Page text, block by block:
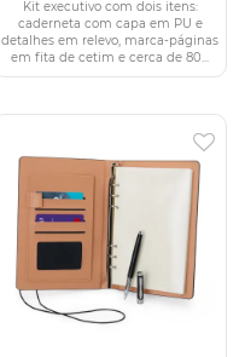
Kit executivo com dois itens:
caderneta com capa em PU e
detalhes em relevo, marca-páginas
em fita de cetim e cerca de 80...